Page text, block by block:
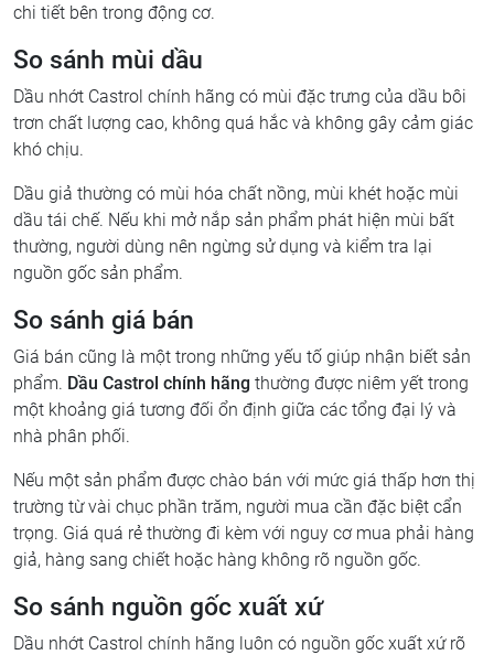
chi tiết bên trong động cơ.
So sánh mùi dầu
Dầu nhớt Castrol chính hãng có mùi đặc trưng của dầu bôi
trơn chất lượng cao, không quá hắc và không gây cảm giác
khó chịu.
Dầu giả thường có mùi hóa chất nồng, mùi khét hoặc mùi
dầu tái chế. Nếu khi mở nắp sản phẩm phát hiện mùi bất
thường, người dùng nên ngừng sử dụng và kiểm tra lại
nguồn gốc sản phẩm.
So sánh giá bán
Giá bán cũng là một trong những yếu tố giúp nhận biết sản
phẩm. Dầu Castrol chính hãng thường được niêm yết trong
một khoảng giá tương đối ổn định giữa các tổng đại lý và
nhà phân phối.
Nếu một sản phẩm được chào bán với mức giá thấp hơn thị
trường từ vài chục phần trăm, người mua cần đặc biệt cẩn
trọng. Giá quá rẻ thường đi kèm với nguy cơ mua phải hàng
giả, hàng sang chiết hoặc hàng không rõ nguồn gốc.
So sánh nguồn gốc xuất xứ
Dầu nhớt Castrol chính hãng luôn có nguồn gốc xuất xứ rõ